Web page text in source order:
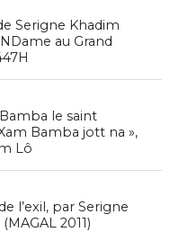
Serigne Khadim
au Grand
le saint
Bamba jott na »,
Lô
l’exil, par Serigne
2011)